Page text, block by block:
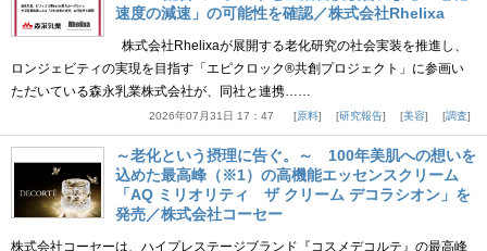
速度の減速」の可能性を確認／株式会社Rhelixa
株式会社Rhelixaが展開する老化研究の社会実装を推進し、
ロンジェビティの実現を目指す「エピクロック®共創プロジェクト」に参画い
ただいている森永乳業株式会社が、同社と連携……
2026年07月31日 17：47 原料 研究報告 美容 調査
～老化という摂理に告ぐ。～ 100年美肌への想いを
込めた最高峰（※1）の高機能エッセンスクリーム
「AQ ミリオリティ ザ クリーム デコラシオン」を
発売／株式会社コーセー
株式会社コーセーは、ハイプレステージブランド『コスメデコルテ』の最高峰